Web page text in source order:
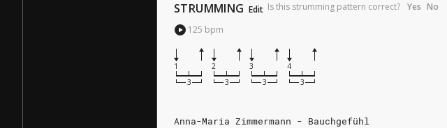
STRUMMING Edit Is this strumming pattern correct? Yes No
125 bpm
1 2 3 4
Anna-Maria Zimmermann - Bauchgefühl